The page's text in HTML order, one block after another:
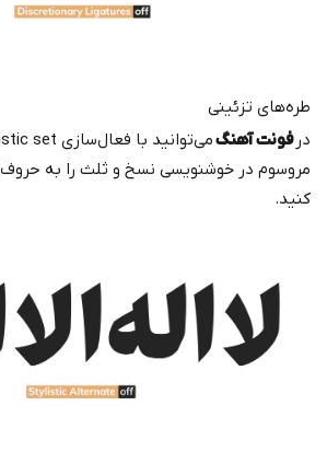
طره‌های تزئینی
در فونت آهنگ
مروسوم در خوشنویسی نسخ و ثلث را به حروف
کنید.